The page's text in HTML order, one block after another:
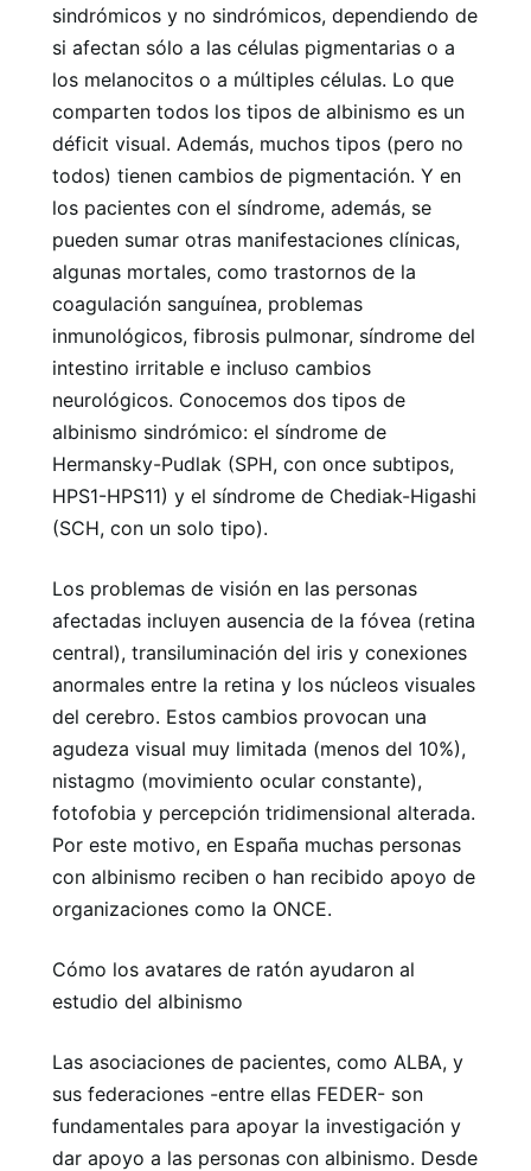
sindrómicos y no sindrómicos, dependiendo de
si afectan sólo a las células pigmentarias o a
los melanocitos o a múltiples células. Lo que
comparten todos los tipos de albinismo es un
déficit visual. Además, muchos tipos (pero no
todos) tienen cambios de pigmentación. Y en
los pacientes con el síndrome, además, se
pueden sumar otras manifestaciones clínicas,
algunas mortales, como trastornos de la
coagulación sanguínea, problemas
inmunológicos, fibrosis pulmonar, síndrome del
intestino irritable e incluso cambios
neurológicos. Conocemos dos tipos de
albinismo sindrómico: el síndrome de
Hermansky-Pudlak (SPH, con once subtipos,
HPS1-HPS11) y el síndrome de Chediak-Higashi
(SCH, con un solo tipo).
Los problemas de visión en las personas
afectadas incluyen ausencia de la fóvea (retina
central), transiluminación del iris y conexiones
anormales entre la retina y los núcleos visuales
del cerebro. Estos cambios provocan una
agudeza visual muy limitada (menos del 10%),
nistagmo (movimiento ocular constante),
fotofobia y percepción tridimensional alterada.
Por este motivo, en España muchas personas
con albinismo reciben o han recibido apoyo de
organizaciones como la ONCE.
Cómo los avatares de ratón ayudaron al
estudio del albinismo
Las asociaciones de pacientes, como ALBA, y
sus federaciones -entre ellas FEDER- son
fundamentales para apoyar la investigación y
dar apoyo a las personas con albinismo. Desde